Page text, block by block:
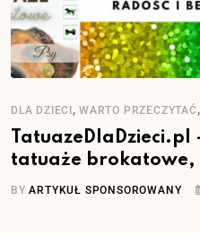
DLA DZIECI , WARTO PRZECZYTAĆ,
tatuaże brokatowe,
BYARTYKUŁ SPONSOROWANY